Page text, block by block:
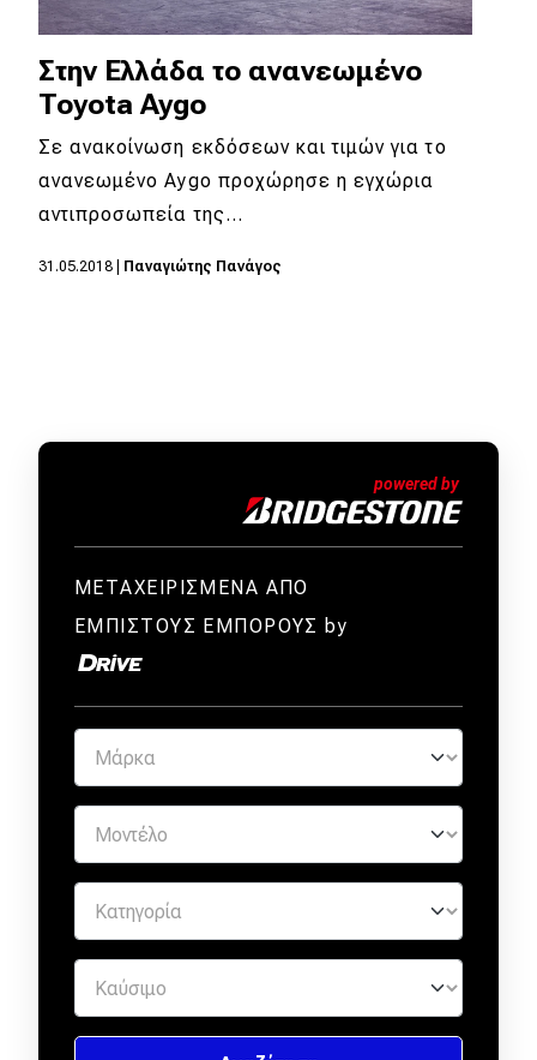
Στην Ελλάδα το ανανεωμένο
Toyota Aygo
Σε ανακοίνωση εκδόσεων και τιμών για το
ανανεωμένο Aygo προχώρησε η εγχώρια
αντιπροσωπεία της…
31.05.2018 Παναγιώτης Πανάγος
ΜΕΤΑΧΕΙΡΙΣΜΕΝΑ ΑΠΟ
ΕΜΠΙΣΤΟΥΣ ΕΜΠΟΡΟΥΣ by